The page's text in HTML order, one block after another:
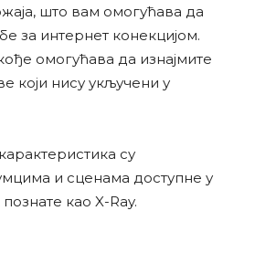
што вам омогућава да
за интернет конекцијом.
омогућава да изнајмите
који нису укључени у
су
и сценама доступне у
као X-Ray.